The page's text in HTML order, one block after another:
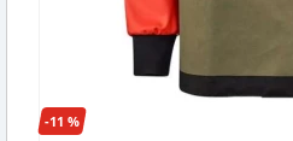
-11 %